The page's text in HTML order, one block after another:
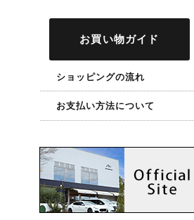
お買い物ガイド
ショッピングの流れ
お支払い方法について